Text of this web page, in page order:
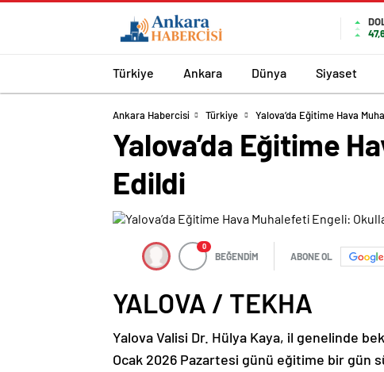
Türkiye Ankara Dünya Siyaset
Ankara Habercisi Türkiye Yalova’da Eğitime Hava
Yalova’da Eğitime
Edildi
0
BEĞENDİM ABONE OL
YALOVA / TEKHA
Yalova Valisi Dr. Hülya Kaya, il genelinde
Ocak 2026 Pazartesi günü eğitime bir gün